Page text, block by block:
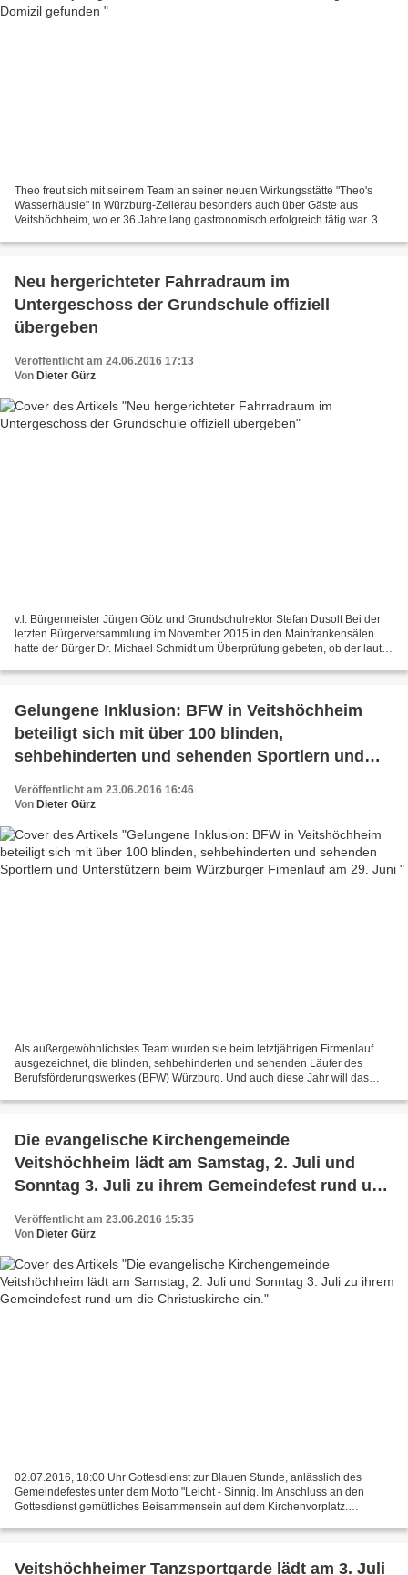
Theo freut sich mit seinem Team an seiner neuen Wirkungsstätte "Theo's
Wasserhäusle" in Würzburg-Zellerau besonders auch über Gäste aus
Veitshöchheim, wo er 36 Jahre lang gastronomisch erfolgreich tätig war. 36
Neu hergerichteter Fahrradraum im
Untergeschoss der Grundschule offiziell
übergeben
Veröffentlicht am 24.06.2016 17:13
Von Dieter Gürz
v.l. Bürgermeister Jürgen Götz und Grundschulrektor Stefan Dusolt Bei der
letzten Bürgerversammlung im November 2015 in den Mainfrankensälen
hatte der Bürger Dr. Michael Schmidt um Überprüfung gebeten, ob der laut
Gelungene Inklusion: BFW in Veitshöchheim
beteiligt sich mit über 100 blinden,
sehbehinderten und sehenden Sportlern und
29. Juni
Veröffentlicht am 23.06.2016 16:46
Von Dieter Gürz
Als außergewöhnlichstes Team wurden sie beim letztjährigen Firmenlauf
ausgezeichnet, die blinden, sehbehinderten und sehenden Läufer des
Berufsförderungswerkes (BFW) Würzburg. Und auch diese Jahr will das
Die evangelische Kirchengemeinde
Veitshöchheim lädt am Samstag, 2. Juli und
Sonntag 3. Juli zu ihrem Gemeindefest rund um
Veröffentlicht am 23.06.2016 15:35
Von Dieter Gürz
02.07.2016, 18:00 Uhr Gottesdienst zur Blauen Stunde, anlässlich des
Gemeindefestes unter dem Motto "Leicht - Sinnig. Im Anschluss an den
Gottesdienst gemütliches Beisammensein auf dem Kirchenvorplatz.
Veitshöchheimer Tanzsportgarde lädt am 3. Juli